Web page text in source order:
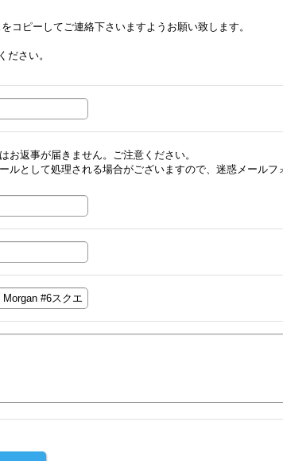
コピーしてご連絡下さいますようお願い致します。
ださい。
お返事が届きません。ご注意ください。
ルとして処理される場合がございますので、迷惑メールフ